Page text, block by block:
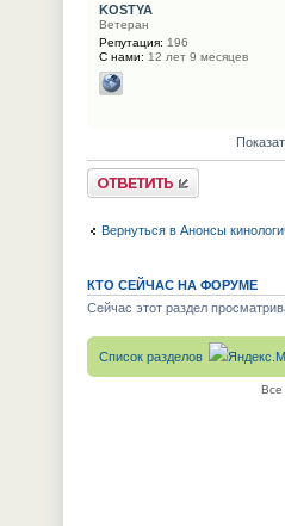
KOSTYA
Ветеран
Репутация: 196
С нами: 12 лет 9 месяцев
Ответить
Вернуться в Анонсы
КТО СЕЙЧАС НА ФОРУМЕ
Сейчас этот раздел
Список разделов
Все